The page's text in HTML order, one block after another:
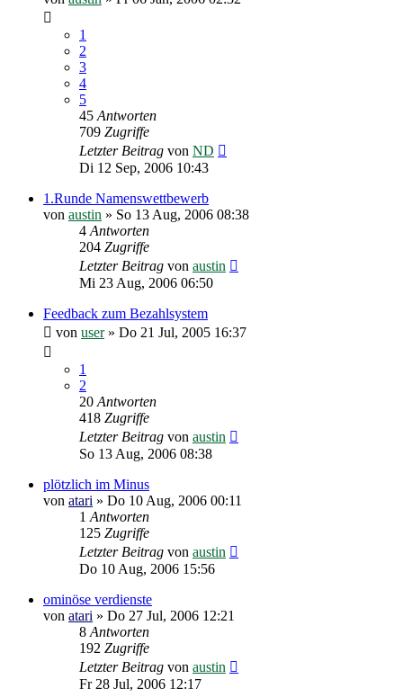
1
2
3
4
5
45Antworten
709 Zugriffe
Letzter Beitrag von ND
Di 12 Sep, 2006 10:43
1.Runde Namenswettbewerb
von austin » So 13 Aug, 2006 08:38
4Antworten
204 Zugriffe
Letzter Beitrag von austin
Mi 23 Aug, 2006 06:50
Feedback zum Bezahlsystem
von user» Do 21 Jul, 2005 16:37
1
2
20Antworten
418 Zugriffe
Letzter Beitrag von austin
So 13 Aug, 2006 08:38
plötzlich im Minus
von atari » Do 10 Aug, 2006 00:11
1Antworten
125 Zugriffe
Letzter Beitrag von austin
Do 10 Aug, 2006 15:56
ominöse verdienste
von atari » Do 27 Jul, 2006 12:21
8Antworten
192 Zugriffe
Letzter Beitrag von austin
Fr 28 Jul, 2006 12:17